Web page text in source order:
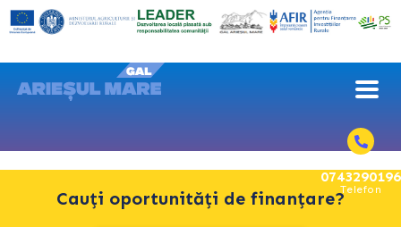
0743290196
Telefon
Cauți oportunități de finanțare?